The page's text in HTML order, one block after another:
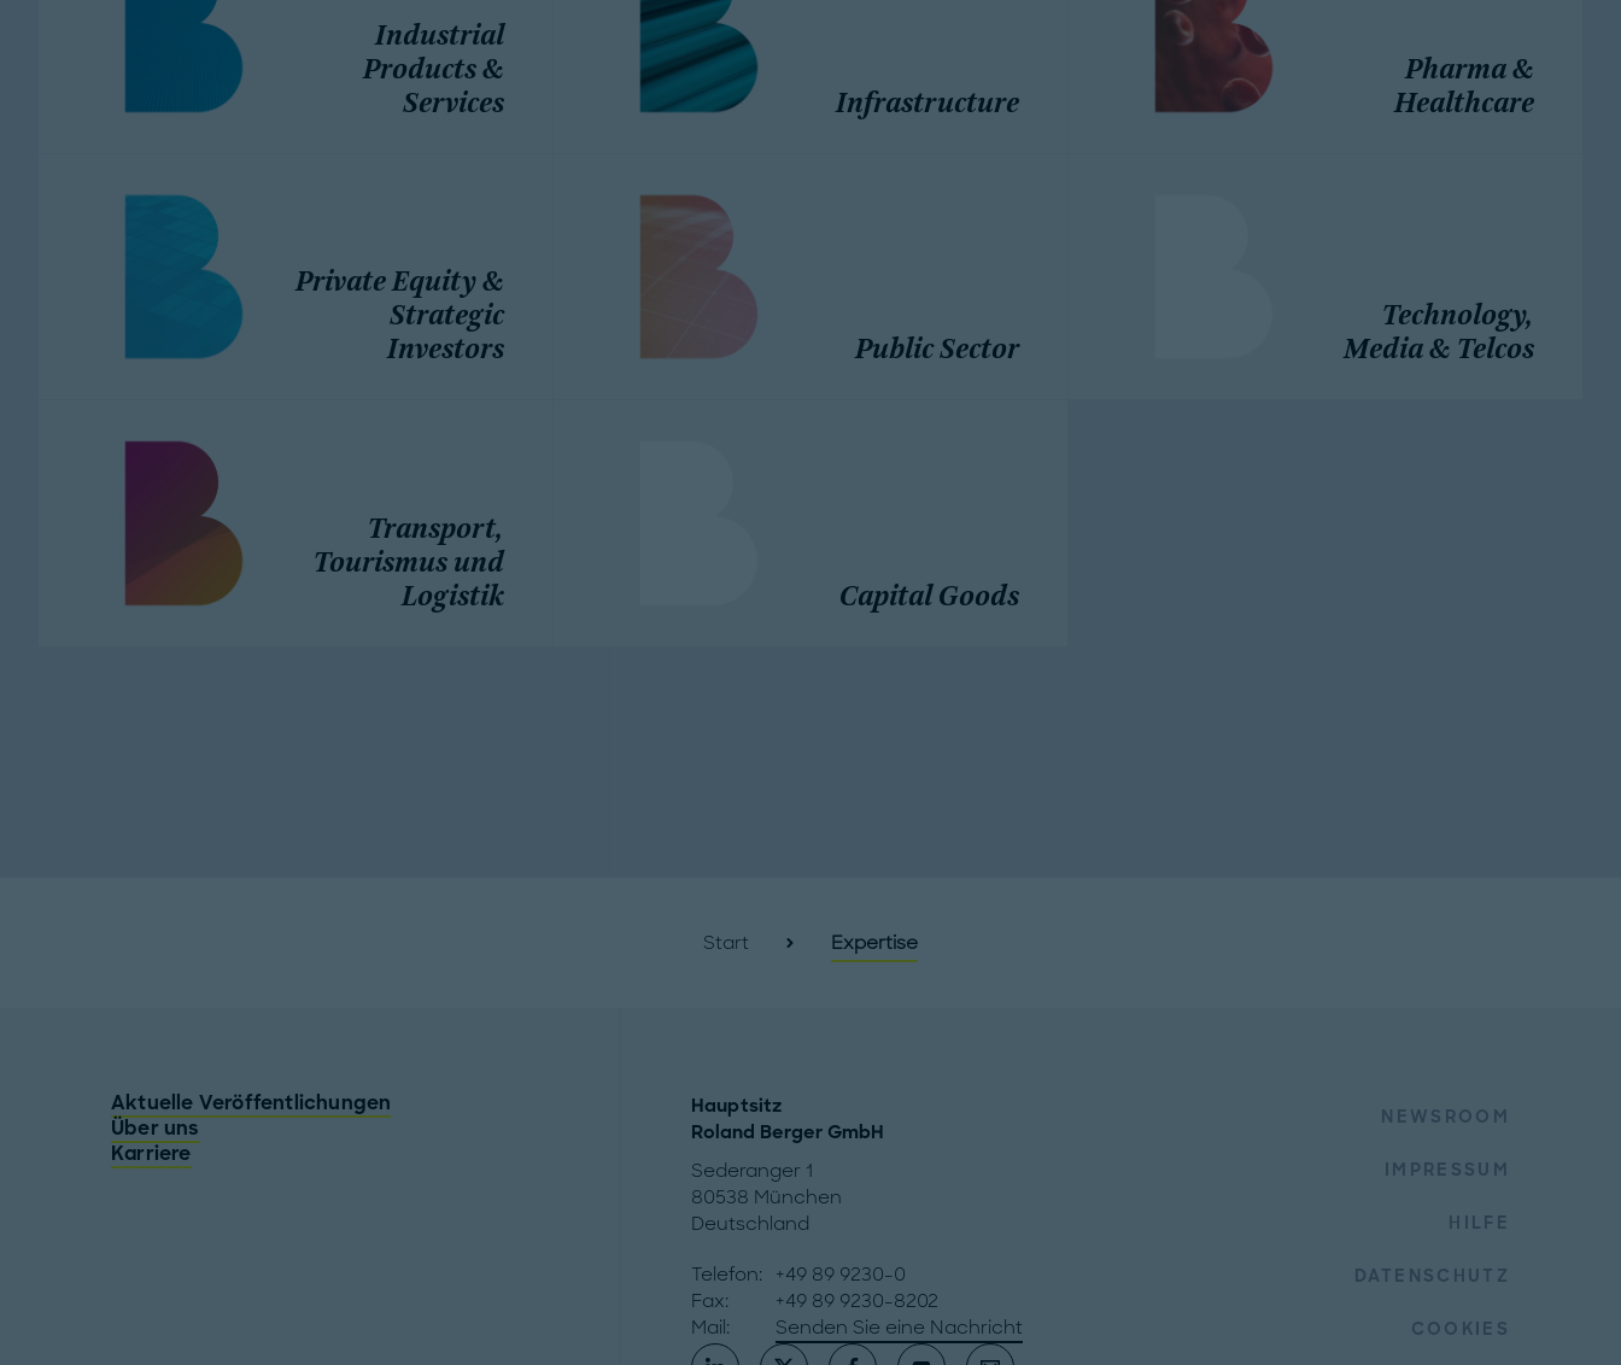
Industrial
Products &
Services
Infrastructure
Pharma &
Healthcare
Private Equity &
Strategic
Investors
Public Sector
Technology,
Media & Telcos
Transport,
Tourismus und
Logistik
Capital Goods
Start Expertise
Aktuelle Veröffentlichungen
Über uns
Karriere
Hauptsitz
Roland Berger GmbH
Sederanger 1
80538 München
Deutschland
Telefon:
+49 89 9230-0
Fax:
+49 89 9230-8202
Mail:
Senden Sie eine Nachricht
NEWSROOM
IMPRESSUM
HILFE
DATENSCHUTZ
COOKIES